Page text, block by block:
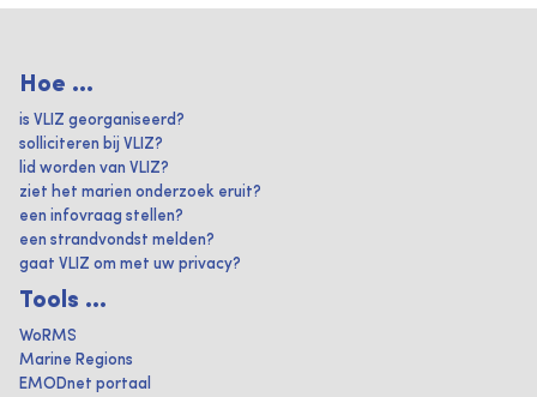
Hoe ...
is VLIZ georganiseerd?
solliciteren bij VLIZ?
lid worden van VLIZ?
ziet het marien onderzoek eruit?
een infovraag stellen?
een strandvondst melden?
gaat VLIZ om met uw privacy?
Tools ...
WoRMS
Marine Regions
EMODnet portaal